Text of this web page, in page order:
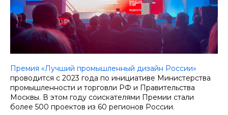
Премия «Лучший промышленный дизайн России»
проводится с 2023 года по инициативе Министерства
промышленности и торговли РФ и Правительства
Москвы. В этом году соискателями Премии стали
более 500 проектов из 60 регионов России.